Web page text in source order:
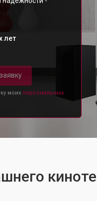
лет
моих персональных